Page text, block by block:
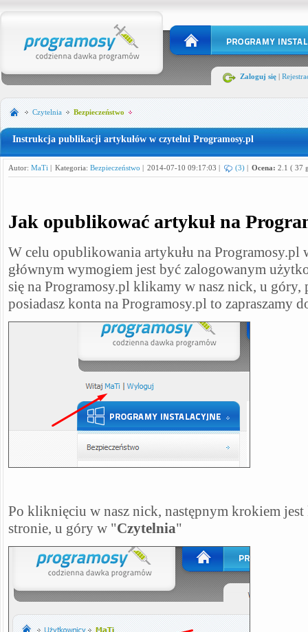
Zaloguj się |
Czytelnia Bezpieczeństwo
Instrukcja publikacji artykułów w czytelni Programosy.pl
Autor: MaTi | Kategoria: Bezpieczeństwo | 2014-07-10 09:17:03 | (3) | Ocena: 2.1 ( 37
Jak opublikować artykuł na
W celu opublikowania artykułu na Programosy.pl
głównym wymogiem jest być zalogowanym
się na Programosy.pl klikamy w nasz nick, u góry,
posiadasz konta na Programosy.pl to zapraszamy
Po kliknięciu w nasz nick, następnym krokiem
stronie, u góry w "Czytelnia"